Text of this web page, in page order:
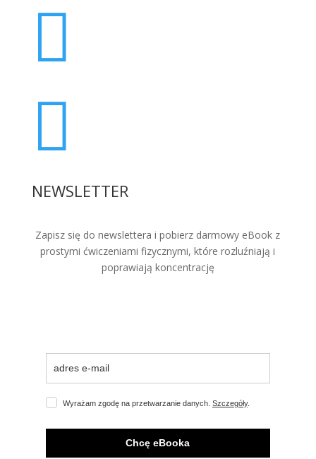


NEWSLETTER
Zapisz się do newslettera i pobierz darmowy eBook z
prostymi ćwiczeniami fizycznymi, które rozluźniają i
poprawiają koncentrację
Wyrażam zgodę na przetwarzanie danych. Szczegóły.
Chcę eBooka